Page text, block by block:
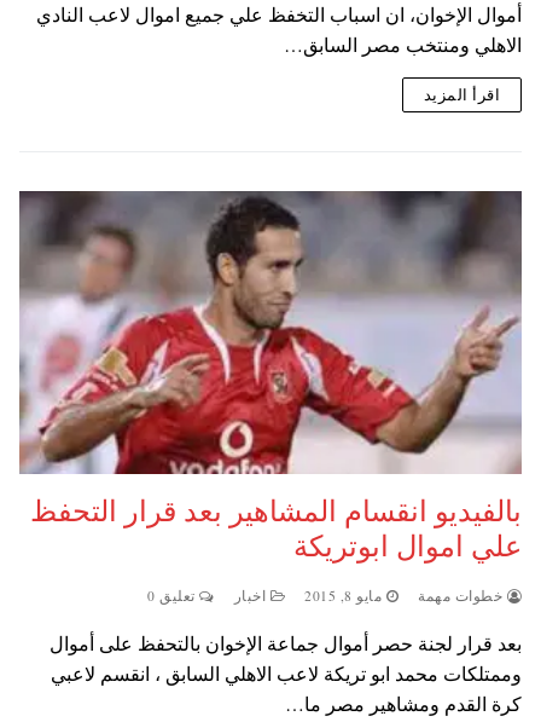
أموال الإخوان، ان اسباب التخفظ علي جميع اموال لاعب النادي
الاهلي ومنتخب مصر السابق…
اقرأ المزيد
بالفيديو انقسام المشاهير بعد قرار التحفظ
علي اموال ابوتريكة
خطوات مهمة مايو 8, 2015 اخبار تعليق 0
بعد قرار لجنة حصر أموال جماعة الإخوان بالتحفظ على أموال
وممتلكات محمد ابو تريكة لاعب الاهلي السابق ، انقسم لاعبي
كرة القدم ومشاهير مصر ما…